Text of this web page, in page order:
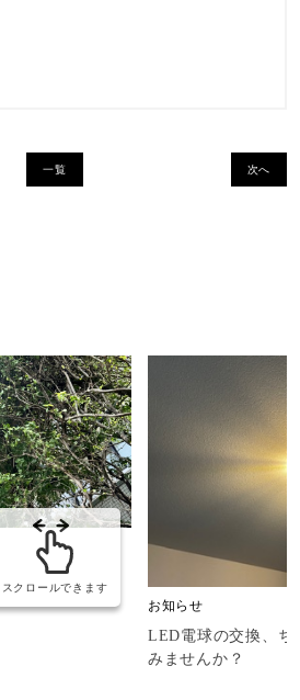
一覧 次へ
お知らせ
LED電球の交換、ち
みませんか？
スクロールできます